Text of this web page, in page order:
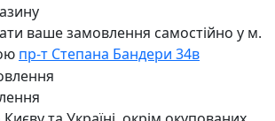
ваше замовлення самостійно у м.
пр-т Степана Бандери 34в